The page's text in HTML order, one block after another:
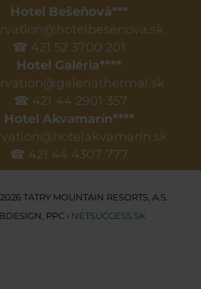
Hotel Bešeňová***
☎ 421 52 3700 201
Hotel Galéria****
☎ 421 44 2901 357
Hotel Akvamarín****
☎ 421 44 4307 777
TATRY MOUNTAIN RESORTS, A.S.
PPC › NETSUCCESS.SK